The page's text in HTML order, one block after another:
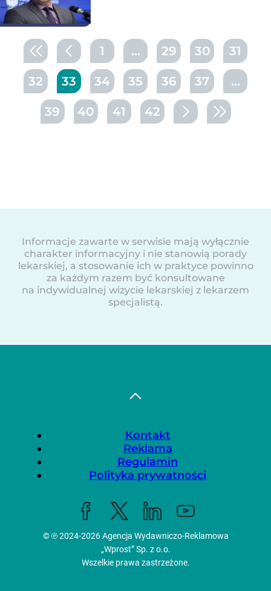
1 ... 29 30 31
32 33 34 35 36 37 ...
39 40 41 42
Informacje zawarte w serwisie mają wyłącznie
charakter informacyjny i nie stanowią porady
lekarskiej, a stosowanie ich w praktyce powinno
za każdym razem być konsultowane
na indywidualnej wizycie lekarskiej z lekarzem
specjalistą.
Kontakt
Reklama
Regulamin
Polityka prywatności
© ℗ 2024-2026Agencja Wydawniczo-Reklamowa
„Wprost” Sp. z o.o.
Wszelkie prawa zastrzeżone.